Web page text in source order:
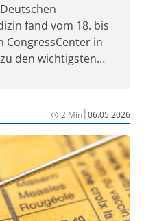
fand vom 18. bis
CongressCenter in
den wichtigsten
eines
Medizin bündelte der
Forschung,
– mit dem
und Therapie in
2 Min|06.05.2026